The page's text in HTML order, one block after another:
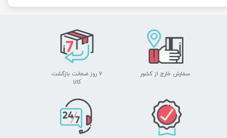
سفارش خارج از کشور
۷ روز ضمانت بازگشت
​​​​​​​کالا